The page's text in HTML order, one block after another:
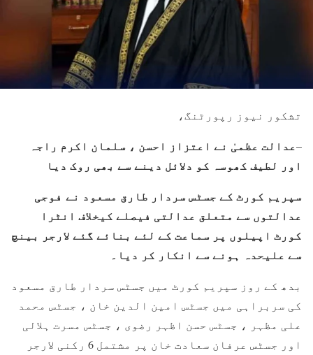
تشکور نیوز رپورٹنگ،
–عدالت عظمیٰ نے اعتزاز احسن ، سلمان اکرم راجہ
اور لطیف کھوسہ کو دلائل دینے سے بھی روک دیا
سپریم کورٹ کے جسٹس سردار طارق مسعود نے ‏فوجی
عدالتوں سے متعلق عدالتی فیصلے کیخلاف انٹرا
کورٹ اپیلوں پر سماعت کے لئے بنائے گئے لارجر بینچ
سے علیحدہ ہونے سے انکار کر دیا۔
بدھ کے روز سپریم کورٹ میں جسٹس سردار طارق مسعود
کی سربراہی میں جسٹس امین الدین خان ، جسٹس محمد
علی مظہر ، جسٹس حسن اظہر رضوی ، جسٹس مسرت ہلالی
اور جسٹس عرفان سعادت خان پر مشتمل 6 رکنی لارجر